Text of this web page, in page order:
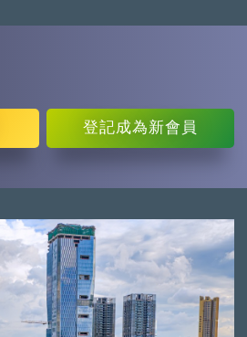
登記成為新會員